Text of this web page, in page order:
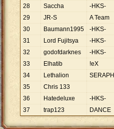
28 Saccha -HKS-
29
JR-S A Team
30
Baumann1995 -HKS-
31
Lord Fujitsya -HKS-
32
godofdarknes -HKS-
33
Elhatib !eX
34
Lethalion SERAPH
35
Chris 133
36
Hatedeluxe -HKS-
37
trap123 DANCE